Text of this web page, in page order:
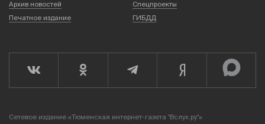
Архив новостей
Спецпроекты
Печатное издание
ГИБДД
Сетевое издание «Тюменская интернет-газета "Вслух.ру"»